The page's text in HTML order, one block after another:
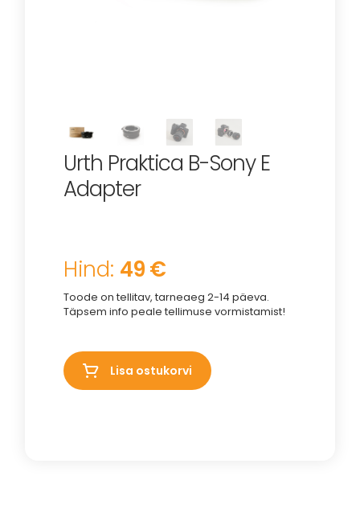
Urth Praktica B-Sony E
Adapter
Hind: 49 €
Toode on tellitav, tarneaeg 2-14 päeva.
Täpsem info peale tellimuse vormistamist!
Lisa ostukorvi